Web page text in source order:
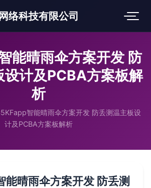
络科技有限公司
能晴雨伞方案开发 防
设计及PCBA方案板解
析
智能晴雨伞方案开发 防丢测温主板设
计及PCBA方案板解析
晴雨伞方案开发 防丢测